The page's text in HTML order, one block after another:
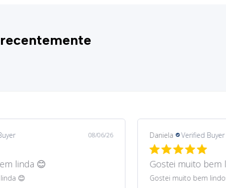
08/06/26
lindos 😊
😊
Mary Verified Buyer
Hard to find Saint
Absolutely wonderful!